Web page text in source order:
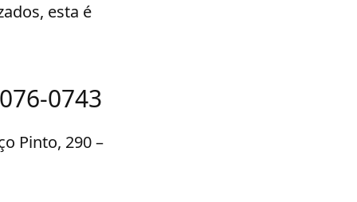
esta é
0743
Pinto, 290 –